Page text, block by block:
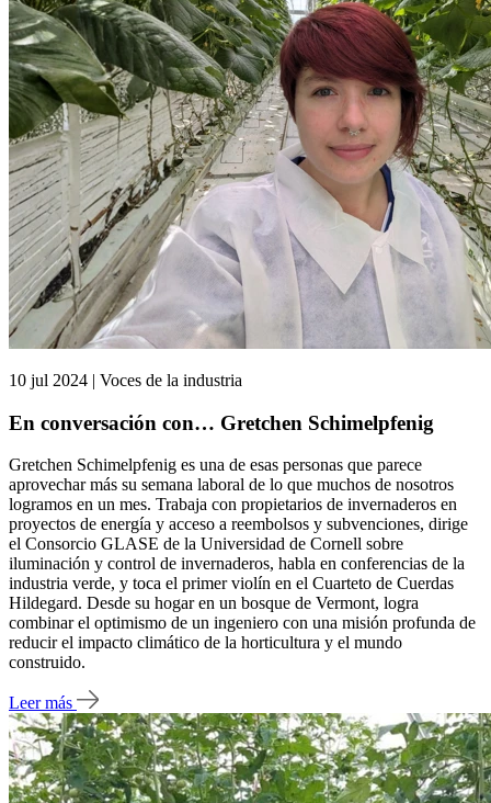
10 jul 2024 | Voces de la industria
En conversación con… Gretchen Schimelpfenig
Gretchen Schimelpfenig es una de esas personas que parece
aprovechar más su semana laboral de lo que muchos de nosotros
logramos en un mes. Trabaja con propietarios de invernaderos en
proyectos de energía y acceso a reembolsos y subvenciones, dirige
el Consorcio GLASE de la Universidad de Cornell sobre
iluminación y control de invernaderos, habla en conferencias de la
industria verde, y toca el primer violín en el Cuarteto de Cuerdas
Hildegard. Desde su hogar en un bosque de Vermont, logra
combinar el optimismo de un ingeniero con una misión profunda de
reducir el impacto climático de la horticultura y el mundo
construido.
Leer más